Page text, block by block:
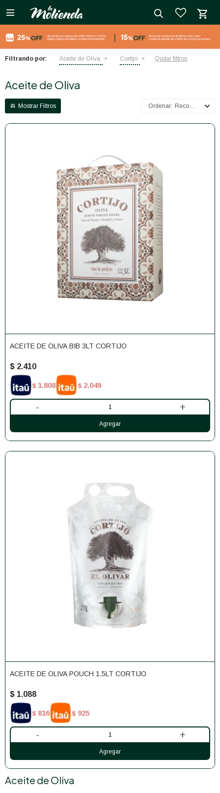

Filtrando por: Aceite de Oliva Cortijo Quitar filtros
Aceite de Oliva
Recomendados
ACEITE DE OLIVA BIB 3LT CORTIJO
$ 2.410
$ 1.808 $ 2.049
- +
ACEITE DE OLIVA POUCH 1.5LT CORTIJO
$ 1.088
$ 816 $ 925
- +
Aceite de Oliva